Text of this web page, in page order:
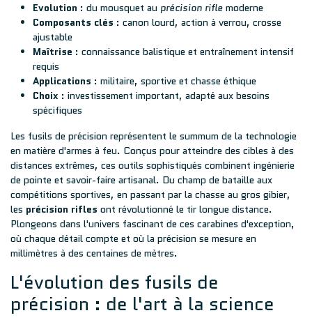
Evolution : du mousquet au précision rifle moderne
Composants clés : canon lourd, action à verrou, crosse
ajustable
Maîtrise : connaissance balistique et entraînement intensif
requis
Applications : militaire, sportive et chasse éthique
Choix : investissement important, adapté aux besoins
spécifiques
Les fusils de précision représentent le summum de la technologie
en matière d'armes à feu. Conçus pour atteindre des cibles à des
distances extrêmes, ces outils sophistiqués combinent ingénierie
de pointe et savoir-faire artisanal. Du champ de bataille aux
compétitions sportives, en passant par la chasse au gros gibier,
les précision rifles ont révolutionné le tir longue distance.
Plongeons dans l'univers fascinant de ces carabines d'exception,
où chaque détail compte et où la précision se mesure en
millimètres à des centaines de mètres.
L'évolution des fusils de
précision : de l'art à la science